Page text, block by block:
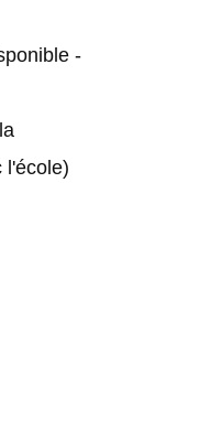
-
l'école)